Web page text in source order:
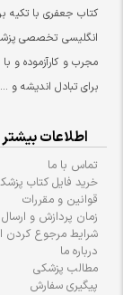
کتاب جعفری با تکیه
انگلیسی تخصصی
مجرب و کارآزموده و
برای تبادل اندیشه و ...
اطلاعات بیشتر
تماس با ما
خرید فایل کتاب
قوانین و مقررات
زمان پردازش و
شرایط مرجوع کردن
درباره ما
مطالب پزشکی
پیگیری سفارش